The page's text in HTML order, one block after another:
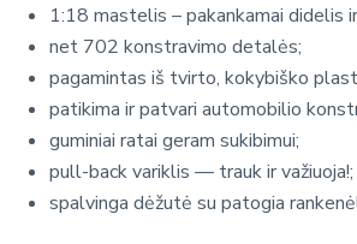
1:18 mastelis – pakankamai didelis
net 702 konstravimo detalės;
pagamintas iš tvirto, kokybiško
patikima ir patvari automobilio
guminiai ratai geram sukibimui;
pull-back variklis — trauk ir važiuoja!;
spalvinga dėžutė su patogia